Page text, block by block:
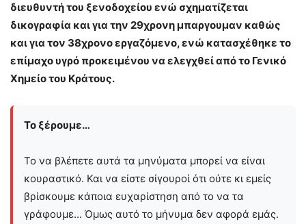
διευθυντή του ξενοδοχείου ενώ σχηματίζεται
δικογραφία και για την 29χρονη μπαργουμαν καθώς
και για τον 38χρονο εργαζόμενο, ενώ κατασχέθηκε το
επίμαχο υγρό προκειμένου να ελεγχθεί από το Γενικό
Χημείο του Κράτους.
Το ξέρουμε…
Το να βλέπετε αυτά τα μηνύματα μπορεί να είναι
κουραστικό. Και να είστε σίγουροί ότι ούτε κι εμείς
βρίσκουμε κάποια ευχαρίστηση από το να τα
γράφουμε... Όμως αυτό το μήνυμα δεν αφορά εμάς.